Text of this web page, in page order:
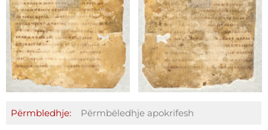
Përmbledhje: Përmbëledhje apokrifesh